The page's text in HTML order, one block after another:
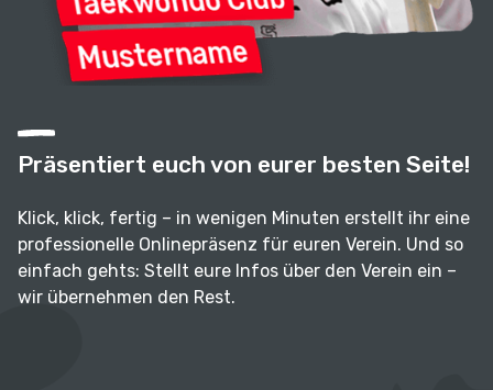
Präsentiert euch von eurer besten Seite!
Klick, klick, fertig – in wenigen Minuten erstellt ihr eine
professionelle Onlinepräsenz für euren Verein. Und so
einfach gehts: Stellt eure Infos über den Verein ein –
wir übernehmen den Rest.